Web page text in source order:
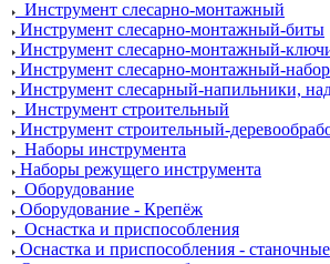
Инструмент слесарно-монтажный
Инструмент слесарно-монтажный-биты
Инструмент слесарно-монтажный-
Инструмент слесарно-монтажный-
Инструмент слесарный-напильники,
Инструмент строительный
Инструмент строительный-
Наборы инструмента
Наборы режущего инструмента
Оборудование
Оборудование - Крепёж
Оснастка и приспособления
Оснастка и приспособления - станочные